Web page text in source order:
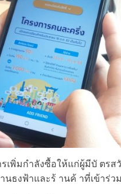
เพิ่มกำลังซื้อให้แก่ผู้มีบั ตร
ธงฟ้าและร้ านค้ าที่เข้าร่วม